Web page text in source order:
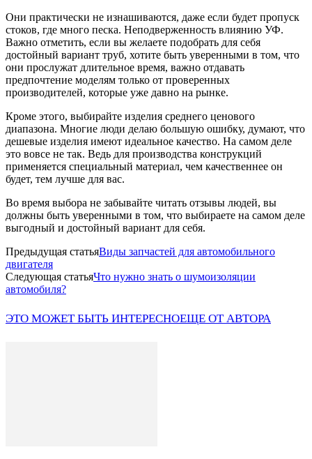
Они практически не изнашиваются, даже если будет пропуск
стоков, где много песка. Неподверженность влиянию УФ.
Важно отметить, если вы желаете подобрать для себя
достойный вариант труб, хотите быть уверенными в том, что
они прослужат длительное время, важно отдавать
предпочтение моделям только от проверенных
производителей, которые уже давно на рынке.
Кроме этого, выбирайте изделия среднего ценового
диапазона. Многие люди делаю большую ошибку, думают, что
дешевые изделия имеют идеальное качество. На самом деле
это вовсе не так. Ведь для производства конструкций
применяется специальный материал, чем качественнее он
будет, тем лучше для вас.
Во время выбора не забывайте читать отзывы людей, вы
должны быть уверенными в том, что выбираете на самом деле
выгодный и достойный вариант для себя.
Предыдущая статьяВиды запчастей для автомобильного
двигателя
Следующая статьяЧто нужно знать о шумоизоляции
автомобиля?
ЭТО МОЖЕТ БЫТЬ ИНТЕРЕСНОЕЩЕ ОТ АВТОРА